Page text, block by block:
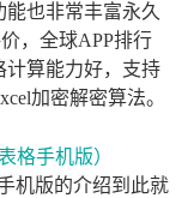
也非常丰富永久
，全球APP排行
计算能力好，支持
加密解密算法。
机版的介绍到此就